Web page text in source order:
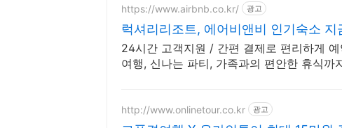
https://www.airbnb.co.kr/ 광고
럭셔리리조트, 에어비앤비 인기숙소 지
24시간 고객지원 / 간편 결제로 편리하게
여행, 신나는 파티, 가족과의 편안한 휴식까
http://www.onlinetour.co.kr 광고